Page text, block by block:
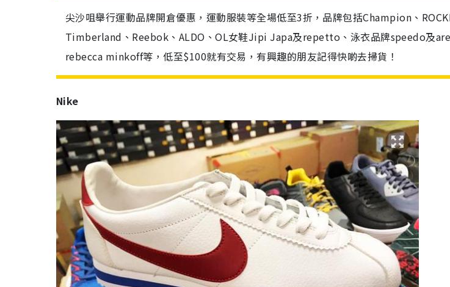
尖沙咀舉行運動品牌開倉優惠，運動服裝等全場低至3折，品牌包括Champion、
Timberland、Reebok、ALDO、OL女鞋Jipi Japa及repetto、泳衣品牌speedo及
rebecca minkoff等，低至$100就有交易，有興趣的朋友記得快啲去掃貨！
Nike